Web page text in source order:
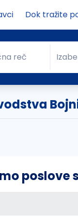
Dok tražite
rečreč Grad
poslove